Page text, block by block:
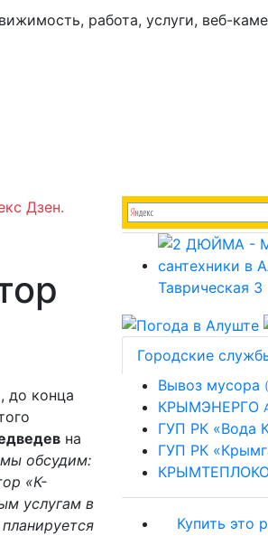
Дзен.
до конца
на
обсудим:
«К-
услугам в
Городские
Вывоз мусора
КРЫМЭНЕРГО
ГУП РК «Вода
ГУП РК
Купить это